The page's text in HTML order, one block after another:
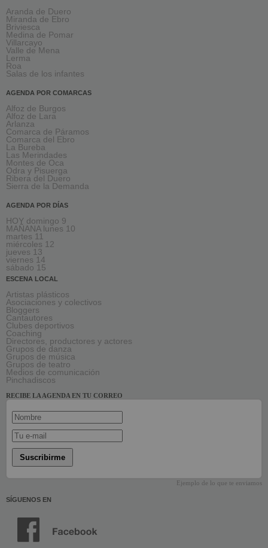
Aranda de Duero
Miranda de Ebro
Briviesca
Medina de Pomar
Villarcayo
Valle de Mena
Lerma
Roa
Salas de los infantes
AGENDA POR COMARCAS
Alfoz de Burgos
Alfoz de Lara
Arlanza
Comarca de Páramos
Comarca del Ebro
La Bureba
Las Merindades
Montes de Oca
Odra y Pisuerga
Ribera del Duero
Sierra de la Demanda
AGENDA POR DÍAS
HOY domingo 9
MAÑANA lunes 10
martes 11
miércoles 12
jueves 13
viernes 14
sábado 15
ESCENA LOCAL
Artistas plásticos
Asociaciones y colectivos
Bloggers
Cantautores
Clubes deportivos
Coaching
Directores, productores y actores
Grupos de danza
Grupos de música
Grupos de teatro
Medios de comunicación
Pinchadiscos
RECIBE LA AGENDA EN TU CORREO
Suscribirme
Ejemplo de lo que te enviamos
SÍGUENOS EN